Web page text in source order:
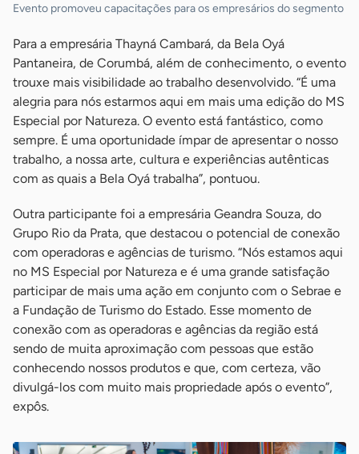
Evento promoveu capacitações para os empresários do segmento
Para a empresária Thayná Cambará, da Bela Oyá
Pantaneira, de Corumbá, além de conhecimento, o evento
trouxe mais visibilidade ao trabalho desenvolvido. “É uma
alegria para nós estarmos aqui em mais uma edição do MS
Especial por Natureza. O evento está fantástico, como
sempre. É uma oportunidade ímpar de apresentar o nosso
trabalho, a nossa arte, cultura e experiências autênticas
com as quais a Bela Oyá trabalha”, pontuou.
Outra participante foi a empresária Geandra Souza, do
Grupo Rio da Prata, que destacou o potencial de conexão
com operadoras e agências de turismo. “Nós estamos aqui
no MS Especial por Natureza e é uma grande satisfação
participar de mais uma ação em conjunto com o Sebrae e
a Fundação de Turismo do Estado. Esse momento de
conexão com as operadoras e agências da região está
sendo de muita aproximação com pessoas que estão
conhecendo nossos produtos e que, com certeza, vão
divulgá-los com muito mais propriedade após o evento”,
expôs.